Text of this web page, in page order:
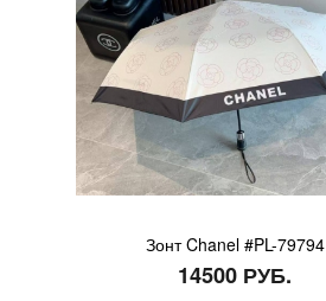
Зонт Chanel #PL-79794
14500 РУБ.